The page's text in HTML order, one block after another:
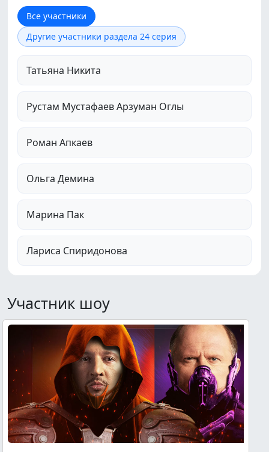
Все участники
Другие участники раздела 24 серия
Татьяна Никита
Рустам Мустафаев Арзуман Оглы
Роман Апкаев
Ольга Демина
Марина Пак
Лариса Спиридонова
Участник шоу